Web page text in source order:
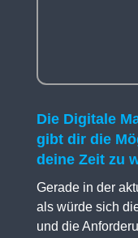
Die Digitale
gibt dir die
deine Zeit zu
Gerade in der
als würde sich
und die